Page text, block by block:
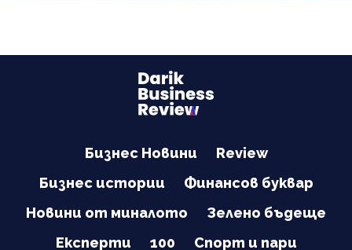
Бизнес Новини
Review
Бизнес истории
Финансов буквар
Новини от миналото
Зелено бъдеще
Експерти
100 Спорт и пари